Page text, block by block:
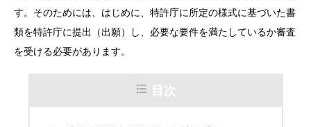
す。そのためには、はじめに、特許庁に所定の様式に基づいた書
類を特許庁に提出（出願）し、必要な要件を満たしているか審査
を受ける必要があります。
目次